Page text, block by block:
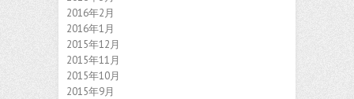
2016年2月
2016年1月
2015年12月
2015年11月
2015年10月
2015年9月